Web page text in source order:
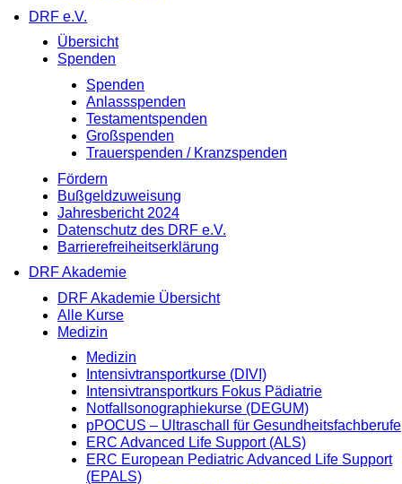
DRF e.V.
Übersicht
Spenden
Spenden
Anlassspenden
Testamentspenden
Großspenden
Trauerspenden / Kranzspenden
Fördern
Bußgeldzuweisung
Jahresbericht 2024
Datenschutz des DRF e.V.
Barrierefreiheitserklärung
DRF Akademie
DRF Akademie Übersicht
Alle Kurse
Medizin
Medizin
Intensivtransportkurse (DIVI)
Intensivtransportkurs Fokus Pädiatrie
Notfallsonographiekurse (DEGUM)
pPOCUS – Ultraschall für Gesundheitsfachberufe
ERC Advanced Life Support (ALS)
ERC European Pediatric Advanced Life Support
(EPALS)